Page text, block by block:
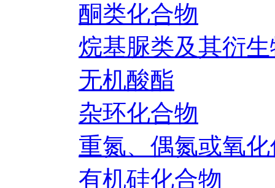
酮类化合物
烷基脲类及其衍
无机酸酯
杂环化合物
重氮、偶氮或氧
有机硅化合物